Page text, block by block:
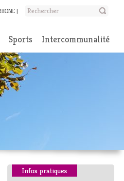
Sports Intercommunalité
Infos pratiques